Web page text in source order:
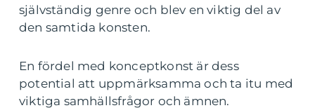
självständig genre och blev en viktig del av
den samtida konsten.
En fördel med konceptkonst är dess
potential att uppmärksamma och ta itu med
viktiga samhällsfrågor och ämnen.